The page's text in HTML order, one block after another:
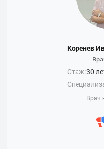
Коренев
Стаж:30
Врач